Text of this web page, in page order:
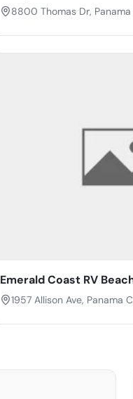
8800 Thomas Dr,
Emerald Coast RV
1957 Allison Ave, Panama